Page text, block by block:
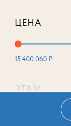
ЦЕНА
15 400 060 ₽
ЭТАЖ